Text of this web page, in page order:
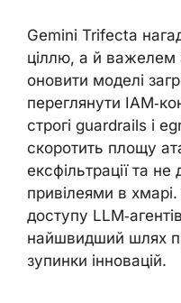
Gemini Trifecta
ціллю, а й важелем
оновити моделі
переглянути
строгі guardrails і
скоротить площу
ексфільтрації та
привілеями в
доступу
найшвидший шлях
зупинки інновацій.